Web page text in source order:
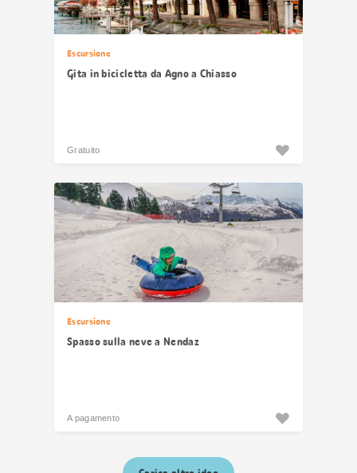
Escursione
Gita in bicicletta da Agno a Chiasso
Gratuito
Escursione
Spasso sulla neve a Nendaz
A pagamento